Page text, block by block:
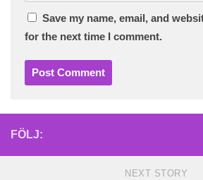
Save my name, email, and
for the next time I comment.
FÖLJ:
NEXT STORY